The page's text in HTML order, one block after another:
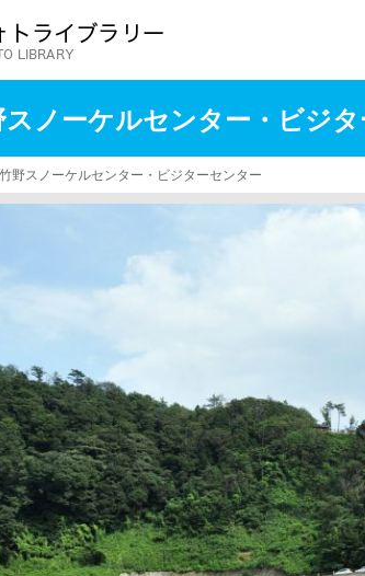
スノーケルセンター・ビジ
竹野スノーケルセンター・ビジターセンター